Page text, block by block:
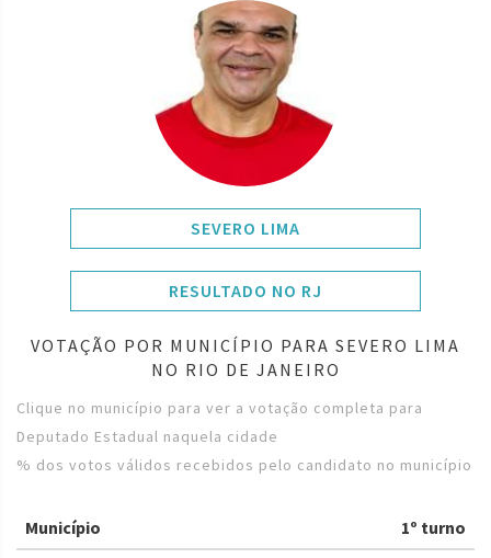
SEVERO LIMA
RESULTADO NO RJ
VOTAÇÃO POR MUNICÍPIO PARA SEVERO LIMA
NO RIO DE JANEIRO
Clique no município para ver a votação completa para
Deputado Estadual naquela cidade
% dos votos válidos recebidos pelo candidato no município
Município 1º turno